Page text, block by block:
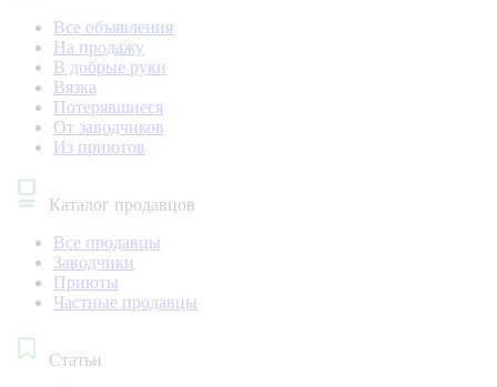
Все объявления
На продажу
В добрые руки
Вязка
Потерявшиеся
От заводчиков
Из приютов
Каталог продавцов
Все продавцы
Заводчики
Приюты
Частные продавцы
Статьи